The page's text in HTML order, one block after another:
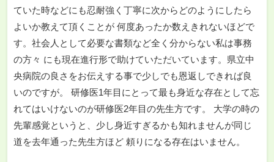
ていた時などにも忍耐強く丁寧に次からどのようにしたら
よいか教えて頂くことが 何度あったか数えきれないほどで
す。社会人として必要な書類など全く分からない私は事務
の方々 にも現在進行形で助けていただいています。県立中
央病院の良さをお伝えする事で少しでも恩返しできれば良
いのですが。 研修医1年目にとって最も身近な存在として忘
れてはいけないのが研修医2年目の先生方です。 大学の時の
先輩感覚というと、少し身近すぎるかも知れませんが同じ
道を去年通った先生方ほど 頼りになる存在はいません。